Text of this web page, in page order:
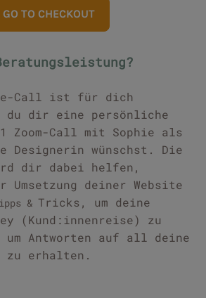
GO TO CHECKOUT
Call ist für dich
du dir eine persönliche
Zoom-Call mit Sophie als
Designerin wünschst. Die
dir dabei helfen,
Umsetzung deiner Website
& Tricks, um deine
(Kund:innenreise) zu
um Antworten auf all deine
zu erhalten.